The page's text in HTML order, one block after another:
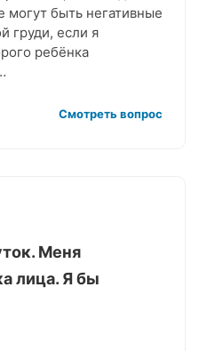
могут быть негативные
груди, если я
ребёнка
Смотреть вопрос
Меня
лица. Я бы